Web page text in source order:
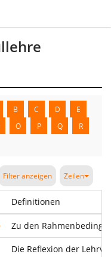
B C D
E
O P Q
R
Filter anzeigen Zeilen
Definitionen
Zu den
Die Reflexion der